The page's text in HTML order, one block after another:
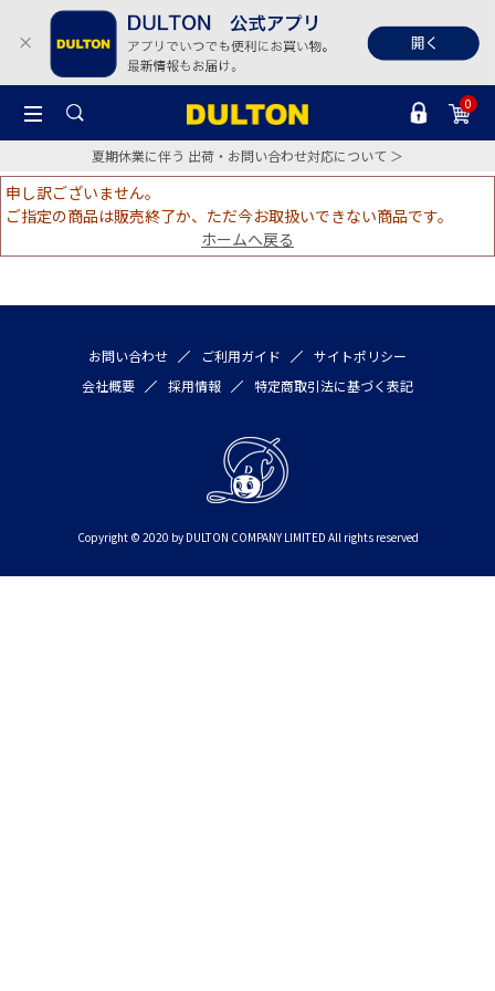
0
夏期休業に伴う 出荷・お問い合わせ対応について ＞
申し訳ございません。
ご指定の商品は販売終了か、ただ今お取扱いできない商品です。
ホームへ戻る
お問い合わせ ご利用ガイド
サイトポリシー
会社概要
採用情報 特定商取引法に基づく表記
Copyright © 2020 by DULTON COMPANY LIMITED All rights reserved